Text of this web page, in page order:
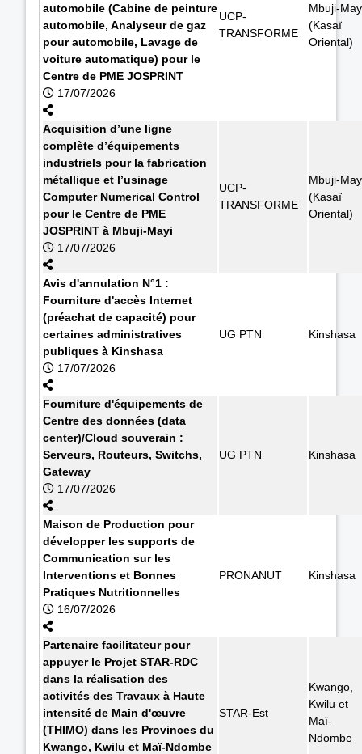
automobile (Cabine de peinture
automobile, Analyseur de gaz
pour automobile, Lavage de
voiture automatique) pour le
Centre de PME JOSPRINT
17/07/2026
UCP-
TRANSFORME
Mbuji-
(Kasaï
Oriental)
Acquisition d’une ligne
complète d’équipements
industriels pour la fabrication
métallique et l’usinage
Computer Numerical Control
pour le Centre de PME
JOSPRINT à Mbuji-Mayi
17/07/2026
UCP-
TRANSFORME
Mbuji-
(Kasaï
Oriental)
Avis d'annulation N°1 :
Fourniture d'accès Internet
(préachat de capacité) pour
certaines administratives
publiques à Kinshasa
17/07/2026
UG PTN Kinshasa
Fourniture d'équipements de
Centre des données (data
center)/Cloud souverain :
Serveurs, Routeurs, Switchs,
Gateway
17/07/2026
UG PTN Kinshasa
Maison de Production pour
développer les supports de
Communication sur les
Interventions et Bonnes
Pratiques Nutritionnelles
16/07/2026
PRONANUT Kinshasa
Partenaire facilitateur pour
appuyer le Projet STAR-RDC
dans la réalisation des
activités des Travaux à Haute
intensité de Main d'œuvre
(THIMO) dans les Provinces du
Kwango, Kwilu et Maï-Ndombe
STAR-Est
Kwango,
Kwilu et
Maï-
Ndombe